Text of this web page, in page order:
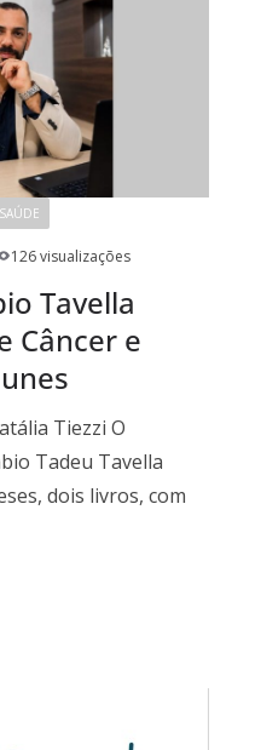
SAÚDE
126 visualizações
Tavella
Câncer e
Tiezzi O
Tadeu Tavella
dois livros, com